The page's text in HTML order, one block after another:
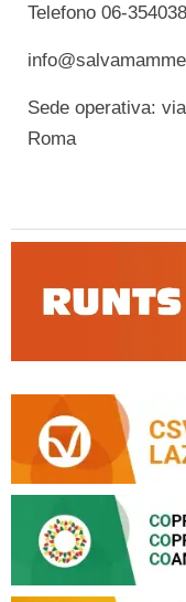
Telefono 06-
Sede operativa:
Roma